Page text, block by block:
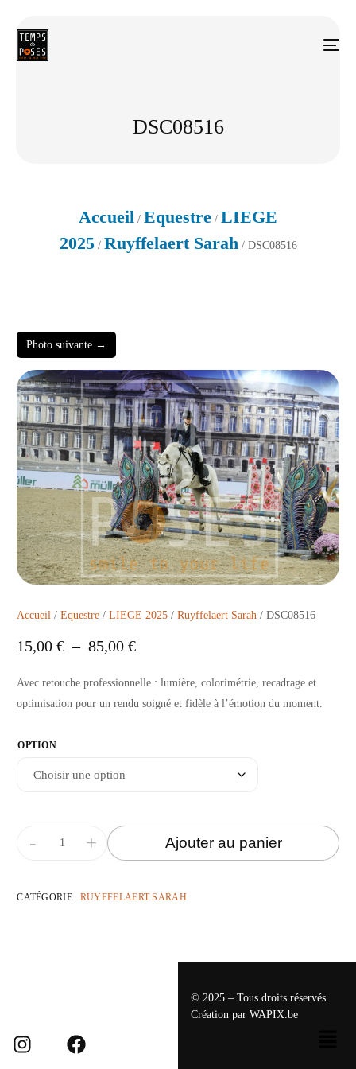
DSC08516
Accueil / Equestre / LIEGE
2025/ Ruyffelaert Sarah / DSC08516
Photo suivante →
Accueil /Equestre /LIEGE 2025 /Ruyffelaert Sarah / DSC08516
15,00€ – 85,00€
Avec retouche professionnelle : lumière, colorimétrie, recadrage et
optimisation pour un rendu soigné et fidèle à l’émotion du moment.
OPTION
+
- Ajouter au panier
CATÉGORIE : RUYFFELAERT SARAH
© 2025 – Tous droits réservés.
Création par WAPIX.be